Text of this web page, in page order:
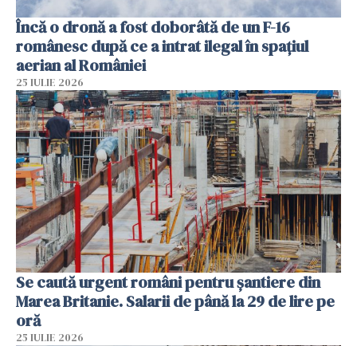
Încă o dronă a fost doborâtă de un F-16
românesc după ce a intrat ilegal în spațiul
aerian al României
25 IULIE 2026
Se caută urgent români pentru șantiere din
Marea Britanie. Salarii de până la 29 de lire pe
oră
25 IULIE 2026